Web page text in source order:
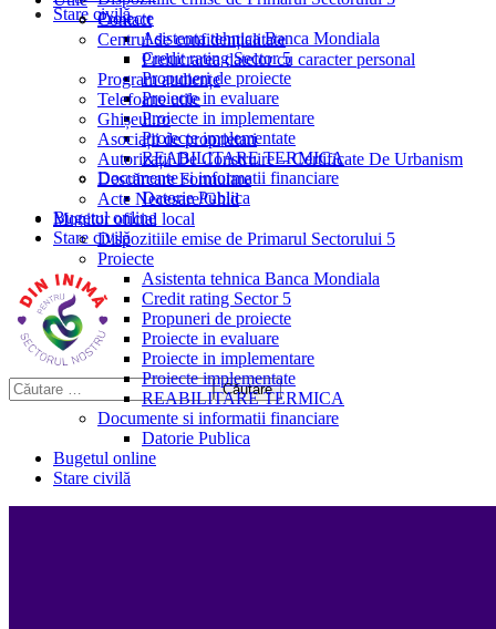
Stare civilă
Proiecte
Asistenta tehnica Banca Mondiala
Credit rating Sector 5
Propuneri de proiecte
Proiecte in evaluare
Proiecte in implementare
Proiecte implementate
REABILITARE TERMICA
Documente si informatii financiare
Datorie Publica
Bugetul online
Stare civilă
Contact
Centrul de confidențialitate
Prelucrarea datelor cu caracter personal
Program audiențe
Telefoane utile
Ghișeul.ro
Asociații de proprietari
Autorizații De Construire – Certificate De Urbanism
Descărcare Formulare
Acte Necesare/Ghid
Monitor oficial local
Dispozitiile emise de Primarul Sectorului 5
Proiecte
Asistenta tehnica Banca Mondiala
Credit rating Sector 5
Propuneri de proiecte
Proiecte in evaluare
Proiecte in implementare
Proiecte implementate
REABILITARE TERMICA
Documente si informatii financiare
Datorie Publica
Bugetul online
Stare civilă